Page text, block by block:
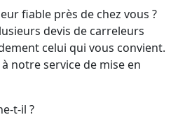
fiable près de chez vous ?
devis de carreleurs
celui qui vous convient.
notre service de mise en
t-il ?